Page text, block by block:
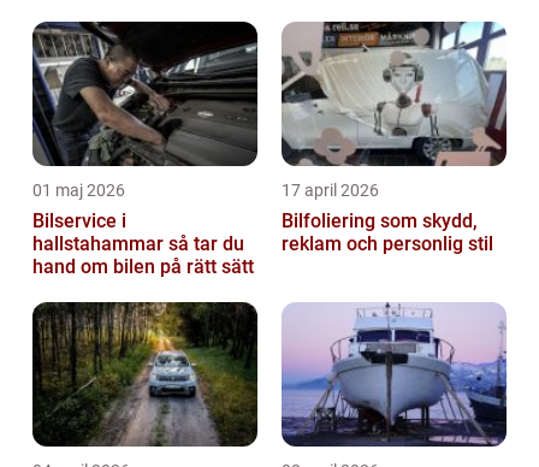
01 maj 2026
Bilservice i
hallstahammar så tar du
hand om bilen på rätt sätt
17 april 2026
Bilfoliering som skydd,
reklam och personlig stil